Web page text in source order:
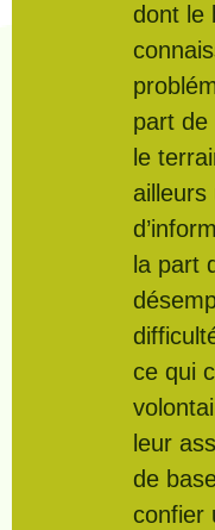
dont le
part de
le
ailleurs
la part
ce qui
leur
de
confier